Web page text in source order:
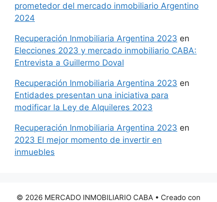
prometedor del mercado inmobiliario Argentino
2024
Recuperación Inmobiliaria Argentina 2023 en
Elecciones 2023 y mercado inmobiliario CABA:
Entrevista a Guillermo Doval
Recuperación Inmobiliaria Argentina 2023 en
Entidades presentan una iniciativa para
modificar la Ley de Alquileres 2023
Recuperación Inmobiliaria Argentina 2023 en
2023 El mejor momento de invertir en
inmuebles
© 2026 MERCADO INMOBILIARIO CABA • Creado con